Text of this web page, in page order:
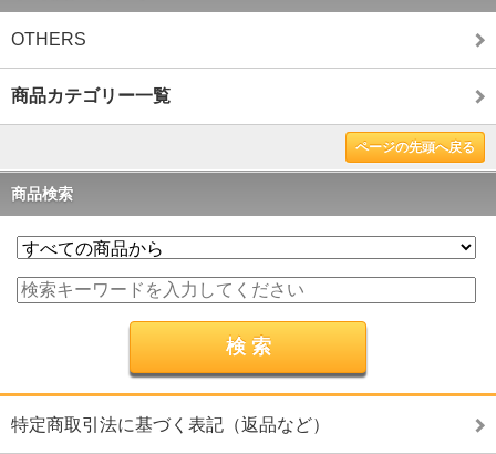
OTHERS
商品カテゴリー一覧
ページの先頭へ戻る
商品検索
特定商取引法に基づく表記（返品など）